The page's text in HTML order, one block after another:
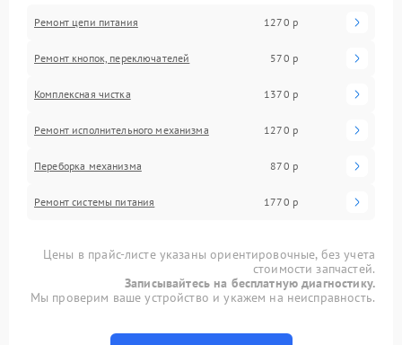
Ремонт цепи питания 1270 р
Ремонт кнопок, переключателей 570 р
Комплексная чистка 1370 р
Ремонт исполнительного механизма 1270 р
Переборка механизма 870 р
Ремонт системы питания 1770 р
Цены в прайс-листе указаны ориентировочные, без учета
стоимости запчастей.
Записывайтесь на бесплатную диагностику.
Мы проверим ваше устройство и укажем на неисправность.